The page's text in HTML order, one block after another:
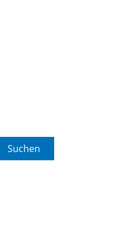
Suchen